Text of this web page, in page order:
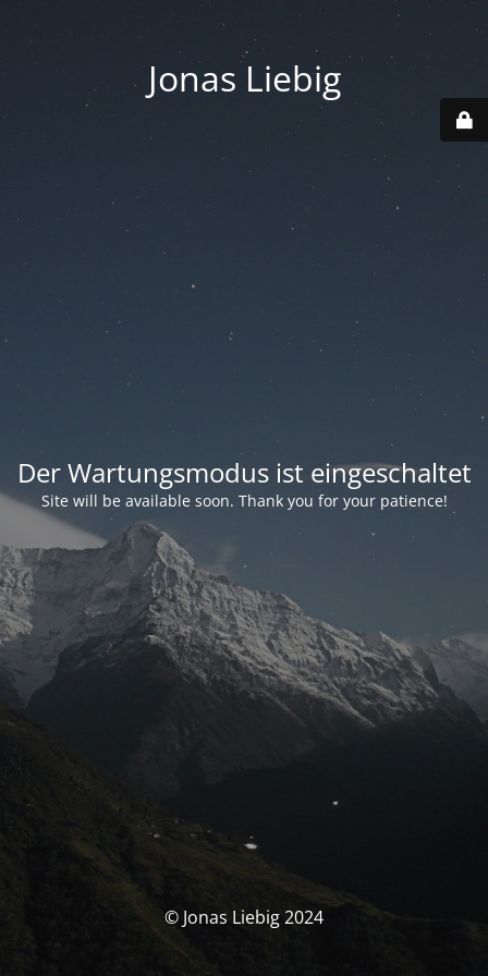
Jonas Liebig
Der Wartungsmodus ist eingeschaltet
Site will be available soon. Thank you for your patience!
© Jonas Liebig 2024